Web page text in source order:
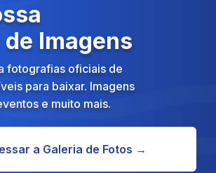
Imagens
fotografias oficiais de
para baixar. Imagens
e muito mais.
a Galeria de Fotos →